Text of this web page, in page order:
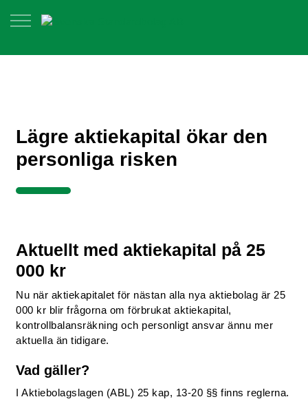
Lägre aktiekapital ökar den
personliga risken
Aktuellt med aktiekapital på 25
000 kr
Nu när aktiekapitalet för nästan alla nya aktiebolag är 25
000 kr blir frågorna om förbrukat aktiekapital,
kontrollbalansräkning och personligt ansvar ännu mer
aktuella än tidigare.
Vad gäller?
I Aktiebolagslagen (ABL) 25 kap, 13-20 §§ finns reglerna.